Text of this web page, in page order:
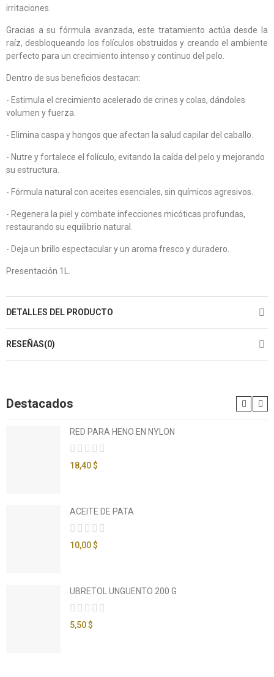
irritaciones.
Gracias a su fórmula avanzada, este tratamiento actúa desde la
raíz, desbloqueando los folículos obstruidos y creando el ambiente
perfecto para un crecimiento intenso y continuo del pelo.
Dentro de sus beneficios destacan:
- Estimula el crecimiento acelerado de crines y colas, dándoles
volumen y fuerza.
- Elimina caspa y hongos que afectan la salud capilar del caballo.
- Nutre y fortalece el folículo, evitando la caída del pelo y mejorando
su estructura.
- Fórmula natural con aceites esenciales, sin químicos agresivos.
- Regenera la piel y combate infecciones micóticas profundas,
restaurando su equilibrio natural.
- Deja un brillo espectacular y un aroma fresco y duradero.
Presentación 1L.
DETALLES DEL PRODUCTO
RESEÑAS(0)
Destacados
RED PARA HENO EN NYLON
18,40 $
ACEITE DE PATA
10,00 $
UBRETOL UNGUENTO 200 G
5,50 $